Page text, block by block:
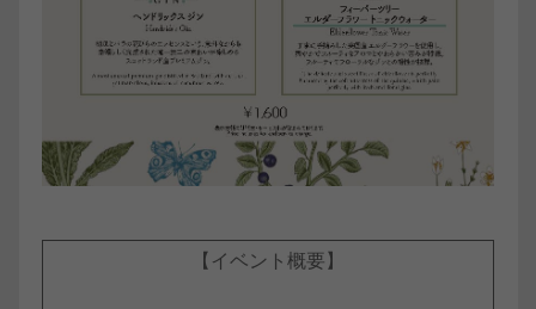
【イベント概要】